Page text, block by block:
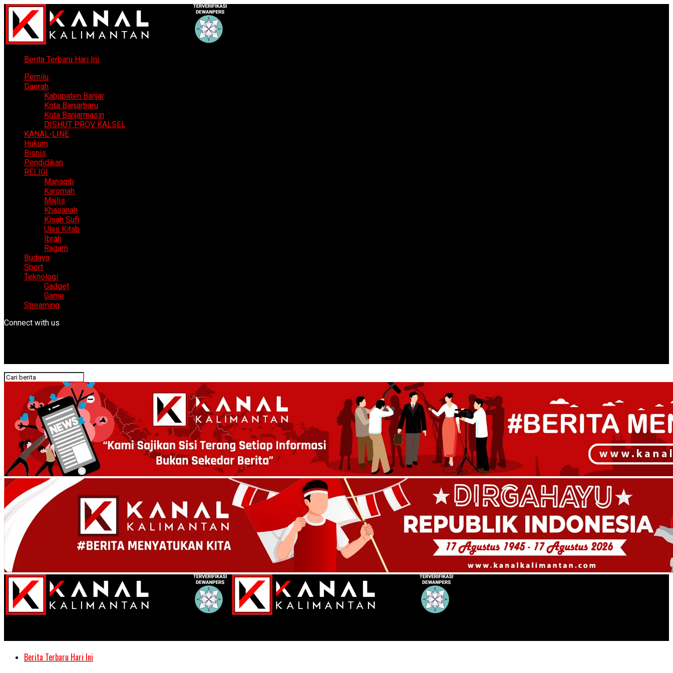
Berita Terbaru Hari Ini
Pemilu
Daerah
Kabupaten Banjar
Kota Banjarbaru
Kota Banjarmasin
DISHUT PROV KALSEL
KANAL-LINE
Hukum
Bisnis
Pendidikan
RELIGI
Manaqib
Karomah
Majlis
Khasanah
Kisah Sufi
Ulas Kitab
Ibrah
Ragam
Budaya
Sport
Teknologi
Gadget
Game
Streaming
Connect with us
Berita Terbaru Hari Ini